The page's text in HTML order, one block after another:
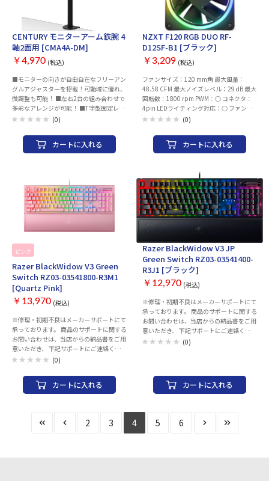
CENTURY モニターアーム鉄腕 4
軸2面用 [CMA4A-DM]
￥4,970 (税込)
■モニターの向きが自由自在なフリーアン
グルアジャスターを搭載！可動域に優れ、
微調整も可能！ ■左右2台の組み合わせで
多彩なアレンジが可能！ ■T字型固定レバ
ーを採用。工具不要で高さ調整が可能 ■
2台合計最大16kg
(0)
カートに入れる
NZXT F120 RGB DUO RF-
D12SF-B1 [ブラック]
￥3,209 (税込)
ファンサイズ：120 mm角 最大風量：
48.58 CFM 最大ノイズレベル：29 dB 最大
回転数：1800 rpm PWM：○ コネクタ：
4pin LEDライティング対応：○ ファンブ
レード取り外し可： 耐久性：ファン寿
120x120x25 mm 保証期間：ご購入日より
2年間（日本国内での使用に限定）
(0)
カートに入れる
ピンク
Razer BlackWidow V3 Green
Switch RZ03-03541800-R3M1
[Quartz Pink]
￥13,970 (税込)
※修理・初期不良はメーカーサポートにて
承っております。 商品のサポートに関する
お問い合わせは、当店からの納品書をご用
意いただき、 下記サポートにご連絡くださ
い。※当店での返品・交換は行っておりま
のサポートのみとなっております。 ■MSY
株式会社 カスタマサポート 【お問い合わ
せ先メールアドレス】 game-
文」に下記内容をご記載頂き、お問い合わ
せ先メールアドレスまで お送り下さいま
(0)
カートに入れる
Razer BlackWidow V3 JP
Green Switch RZ03-03541400-
R3J1 [ブラック]
￥12,970 (税込)
※修理・初期不良はメーカーサポートにて
承っております。 商品のサポートに関する
お問い合わせは、当店からの納品書をご用
意いただき、 下記サポートにご連絡くださ
い。 ※当店での返品・交換は行っており
い合わせ先メールアドレス】 game-
support@msygroup.com ※メール「本
・製品名 ・症状・トラブル内容・ご質問
等 ・製品のご購入店舗名・ご購入年月日
(0)
カートに入れる
2 3 4 5 6